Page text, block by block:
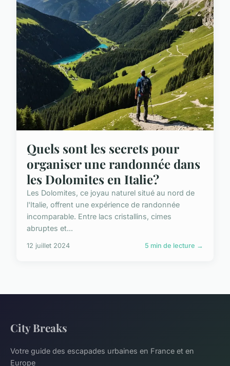
Quels sont les secrets pour
organiser une randonnée dans
les Dolomites en Italie?
Les Dolomites, ce joyau naturel situé au nord de
l'Italie, offrent une expérience de randonnée
incomparable. Entre lacs cristallins, cimes
abruptes et...
12 juillet 2024 5 min de lecture →
City Breaks
Votre guide des escapades urbaines en France et en
Europe